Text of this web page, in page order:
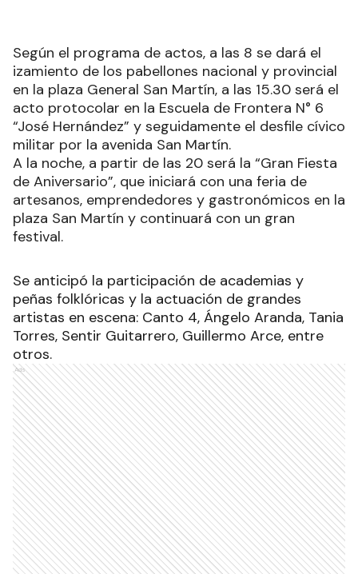
Según el programa de actos, a las 8 se dará el
izamiento de los pabellones nacional y provincial
en la plaza General San Martín, a las 15.30 será el
acto protocolar en la Escuela de Frontera N° 6
“José Hernández” y seguidamente el desfile cívico
militar por la avenida San Martín.
A la noche, a partir de las 20 será la “Gran Fiesta
de Aniversario”, que iniciará con una feria de
artesanos, emprendedores y gastronómicos en la
plaza San Martín y continuará con un gran
festival.
Se anticipó la participación de academias y
peñas folklóricas y la actuación de grandes
artistas en escena: Canto 4, Ángelo Aranda, Tania
Torres, Sentir Guitarrero, Guillermo Arce, entre
otros.
Ads